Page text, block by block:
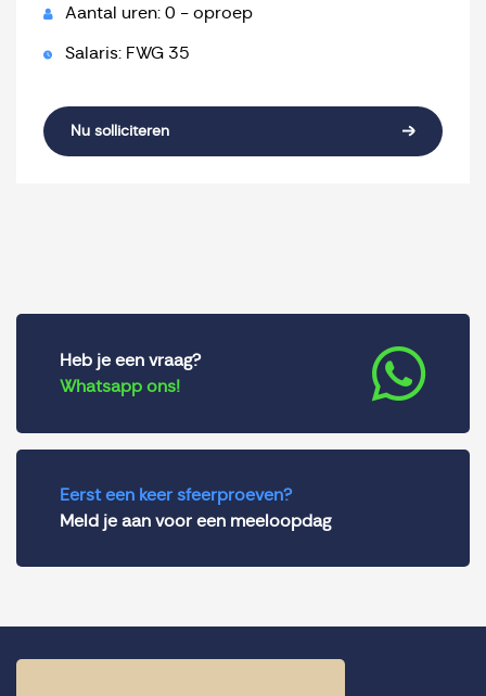
Aantal uren: 0 - oproep
Salaris: FWG 35
Nu solliciteren
Heb je een vraag?
Whatsapp ons!
Eerst een keer sfeerproeven?
Meld je aan voor een meeloopdag